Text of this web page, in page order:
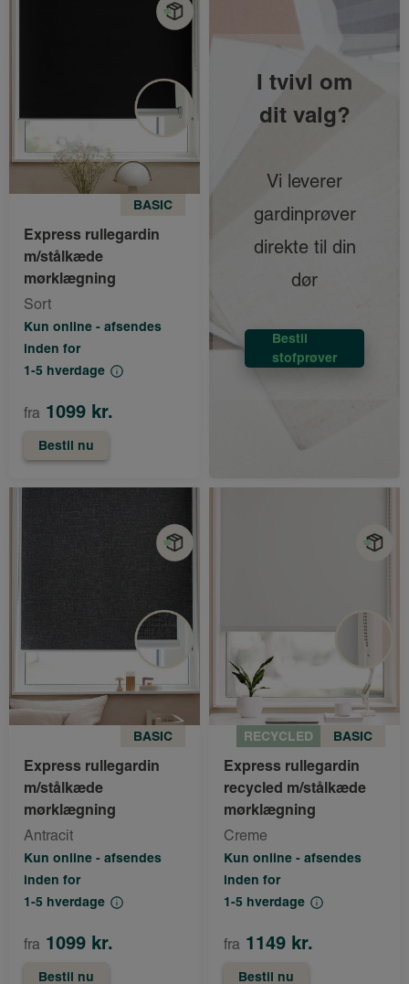
BASIC
Express rullegardin
m/stålkæde
mørklægning
Sort
Kun online - afsendes
inden for
1-5 hverdage
fra 1099 kr.
Bestil nu
I tvivl om
dit valg?
Vi leverer
gardinprøver
direkte til din
dør
Bestil
stofprøver
BASIC
Express rullegardin
m/stålkæde
mørklægning
Antracit
Kun online - afsendes
inden for
1-5 hverdage
fra 1099 kr.
Bestil nu
RECYCLED BASIC
Express rullegardin
recycled m/stålkæde
mørklægning
Creme
Kun online - afsendes
inden for
1-5 hverdage
fra 1149 kr.
Bestil nu